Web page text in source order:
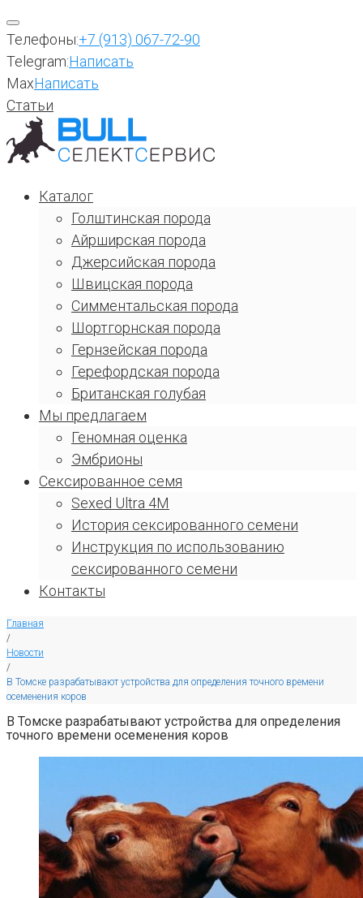
Перейти
к
содержимому
Телефоны:+7 (913) 067-72-90
Telegram:Написать
MaxНаписать
Статьи
Каталог
Голштинская порода
Айрширская порода
Джерсийская порода
Швицская порода
Симментальская порода
Шортгорнская порода
Гернзейская порода
Герефордская порода
Британская голубая
Мы предлагаем
Геномная оценка
Эмбрионы
Сексированное семя
Sexed Ultra 4M
История сексированного семени
Инструкция по использованию
сексированного семени
Контакты
Главная
/
Новости
/
В Томске разрабатывают устройства для определения точного времени
осеменения коров
В Томске разрабатывают устройства для определения
точного времени осеменения коров